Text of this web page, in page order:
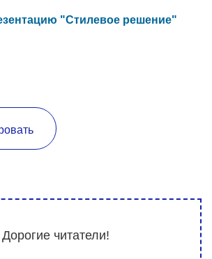
"Стилевое решение"
Дорогие читатели!